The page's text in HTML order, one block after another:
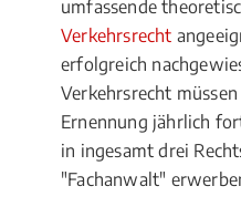
umfassende
Verkehrsrecht
erfolgreich
Verkehrsrecht
Ernennung jährlich
in ingesamt drei
"Fachanwalt"